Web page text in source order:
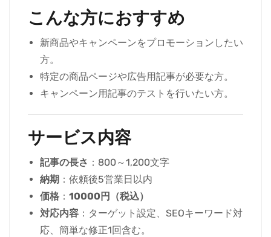
こんな方におすすめ
新商品やキャンペーンをプロモーションしたい
方。
特定の商品ページや広告用記事が必要な方。
キャンペーン用記事のテストを行いたい方。
サービス内容
記事の長さ ：800～1,200文字
納期 ：依頼後5営業日以内
価格 ： 10000円（税込）
対応内容 ：ターゲット設定、SEOキーワード対
応、簡単な修正1回含む。